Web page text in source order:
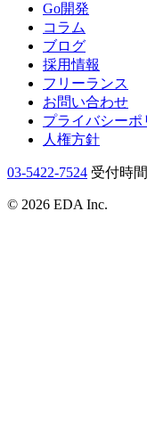
Go開発
コラム
ブログ
採用情報
フリーランス
お問い合わせ
プライバシーポ
人権方針
03-5422-7524 受付時
© 2026 EDA Inc.